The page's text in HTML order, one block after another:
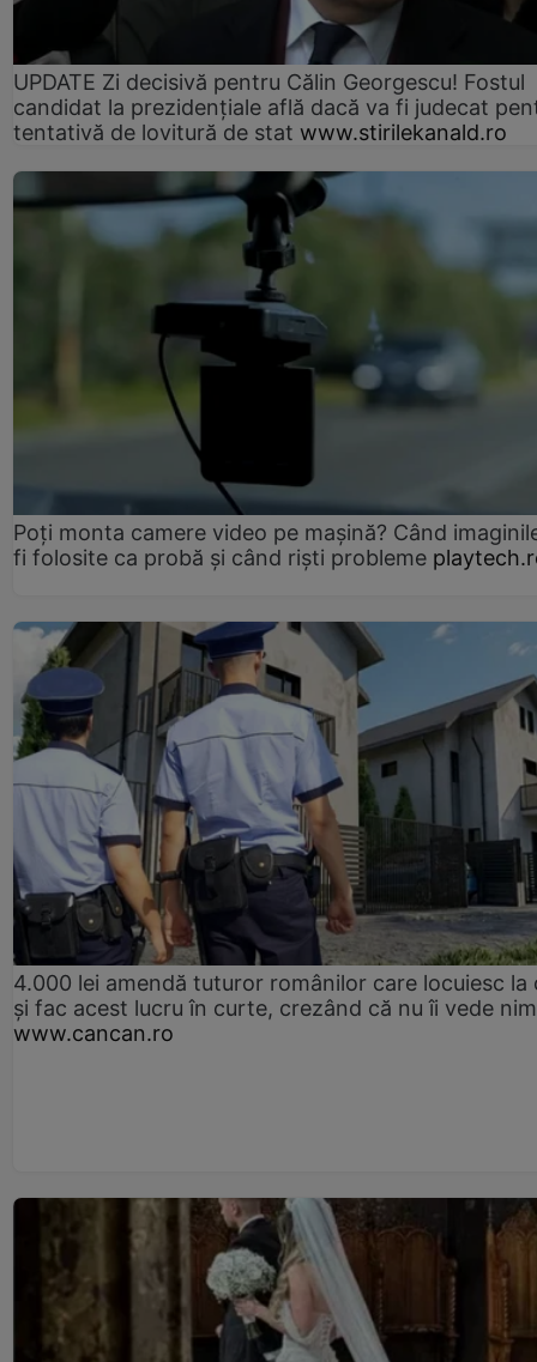
UPDATE Zi decisivă pentru Călin Georgescu! Fostul
candidat la prezidențiale află dacă va fi judecat
tentativă de lovitură de stat www.stirilekanald.ro
Poți monta camere video pe mașină? Când
fi folosite ca probă și când riști probleme
4.000 lei amendă tuturor românilor care locuiesc la
și fac acest lucru în curte, crezând că nu îi vede
www.cancan.ro